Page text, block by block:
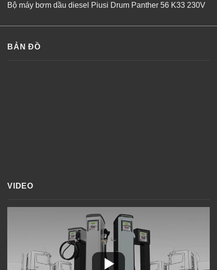
Bộ máy bơm dầu diesel Piusi Drum Panther 56 K33 230V
BẢN ĐỒ
VIDEO